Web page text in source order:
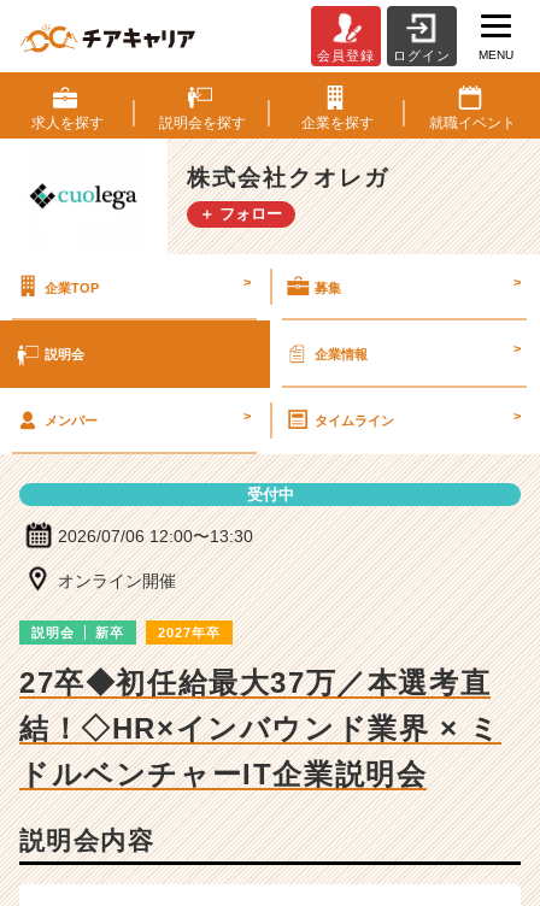
式
会
社
ク
オ
レ
明
細
ー・
企
業
か
ら
ス
カ
ウ
会員登録 ログイン MENU
求人を探す 説明会を探す 企業を探す 就職イベント
株式会社クオレガ
＋ フォロー
企業TOP > 募集 >
説明会 企業情報 >
メンバー > タイムライン >
受付中
2026/07/06 12:00〜13:30
オンライン開催
説明会 新卒 2027年卒
27卒◆初任給最大37万／本選考直
結！◇HR×インバウンド業界 × ミ
ドルベンチャーIT企業説明会
説明会内容